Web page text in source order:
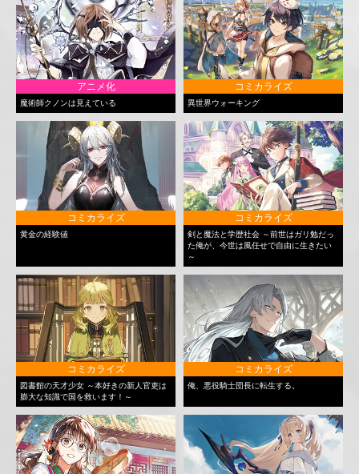
アニメ化
魔術師クノンは見えている
コミカライズ
異世界ウォーキング
コミカライズ
黄金の経験値
コミカライズ
剣と魔法と学歴社会 ～前世はガリ勉だっ
た俺が、今世は風任せで自由に生きたい
～
コミカライズ
図書館の天才少女 ～本好きの新人官吏は
膨大な知識で国を救います！～
コミカライズ
俺、悪役騎士団長に転生する。